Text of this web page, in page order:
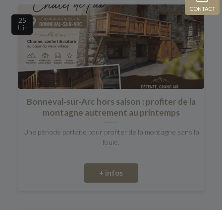
CONTACT
25
Juin
Bonneval-sur-Arc hors saison : profiter de la
montagne autrement au printemps
Une période parfaite pour profiter de la montagne sans la
foule.
+ infos